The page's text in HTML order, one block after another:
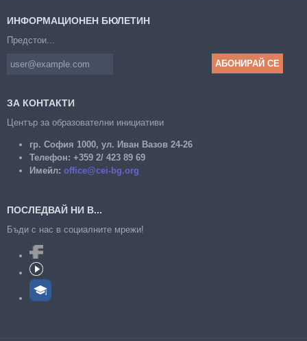
ИНФОРМАЦИОНЕН БЮЛЕТИН
Предстои...
ЗА КОНТАКТИ
Център за образователни инициативи
гр. София 1000, ул. Иван Вазов 24-26
Телефон: +359 2/ 423 89 69
Имейл: office@cei-bg.org
ПОСЛЕДВАЙ НИ В...
Бъди с нас в социалните мрежи!